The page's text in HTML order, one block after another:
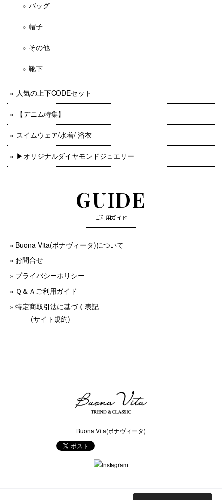
バッグ
帽子
その他
靴下
人気の上下CODEセット
【デニム特集】
スイムウェア/水着/ 浴衣
▶︎オリジナルダイヤモンドジュエリー
GUIDE
ご利用ガイド
Buona Vita(ボナヴィータ)について
お問合せ
プライバシーポリシー
Ｑ＆Ａご利用ガイド
特定商取引法に基づく表記
(サイト規約)
Buona Vita(ボナヴィータ)